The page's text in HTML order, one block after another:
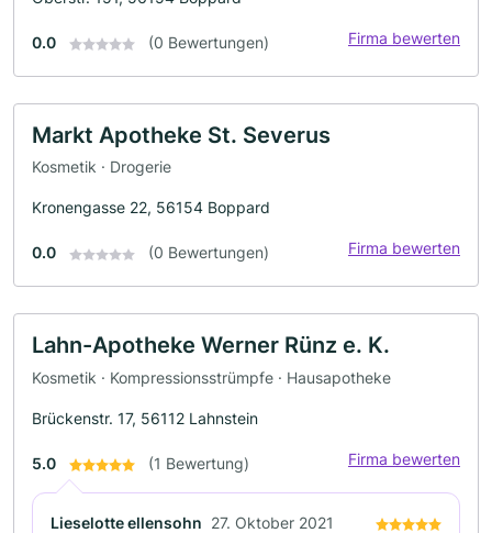
0.0 (0 Bewertungen) Firma bewerten
Markt Apotheke St. Severus
Kosmetik · Drogerie
Kronengasse 22, 56154 Boppard
0.0 (0 Bewertungen) Firma bewerten
Lahn-Apotheke Werner Rünz e. K.
Kosmetik · Kompressionsstrümpfe · Hausapotheke
Brückenstr. 17, 56112 Lahnstein
5.0 (1 Bewertung) Firma bewerten
Lieselotte ellensohn 27. Oktober 2021